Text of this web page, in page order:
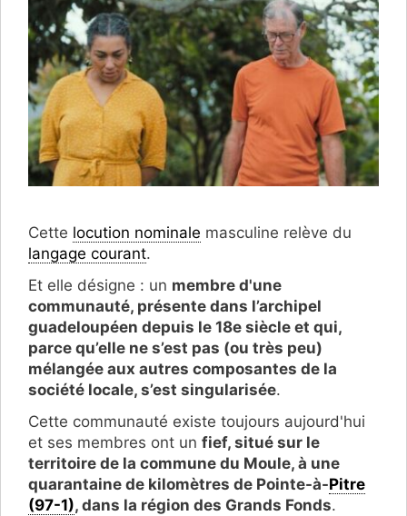
Cette locution nominale masculine relève du
langage courant.
Et elle désigne : un membre d'une
communauté, présente dans l’archipel
guadeloupéen depuis le 18e siècle et qui,
parce qu’elle ne s’est pas (ou très peu)
mélangée aux autres composantes de la
société locale, s’est singularisée.
Cette communauté existe toujours aujourd'hui
et ses membres ont un fief, situé sur le
territoire de la commune du Moule, à une
quarantaine de kilomètres de Pointe-à-Pitre
(97-1), dans la région des Grands Fonds.